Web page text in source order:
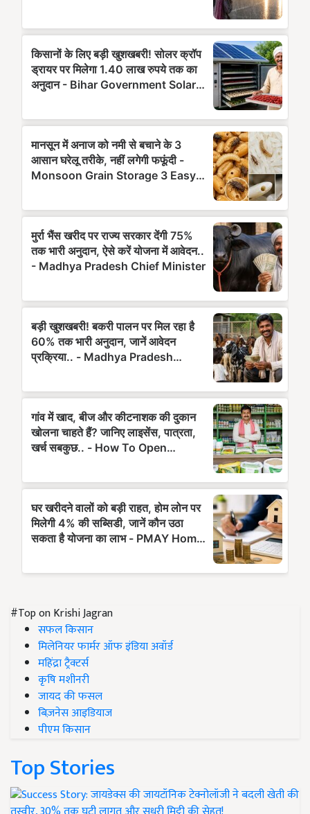
#Top on Krishi Jagran
सफल किसान
मिलेनियर फार्मर ऑफ इंडिया अवॉर्ड
महिंद्रा ट्रैक्टर्स
कृषि मशीनरी
जायद की फसल
बिज़नेस आइडियाज
पीएम किसान
Top Stories